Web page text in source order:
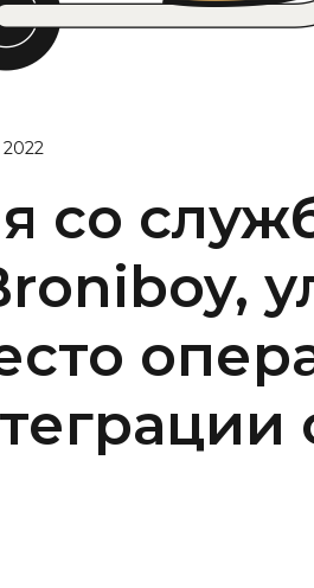
2022
со